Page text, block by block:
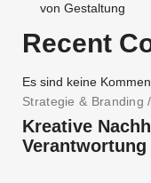
von Gestaltung
Recent
Es sind keine
Strategie & Branding
Kreative